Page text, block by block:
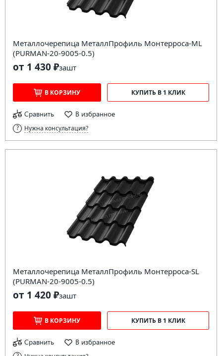
Металлочерепица МеталлПрофиль Монтерроса-ML
(PURMAN-20-9005-0.5)
от 1 430 ₽зашт
В КОРЗИНУ КУПИТЬ В 1 КЛИК
Сравнить В избранное
Нужна консультация?
Металлочерепица МеталлПрофиль Монтерроса-SL
(PURMAN-20-9005-0.5)
от 1 420 ₽зашт
В КОРЗИНУ КУПИТЬ В 1 КЛИК
Сравнить В избранное